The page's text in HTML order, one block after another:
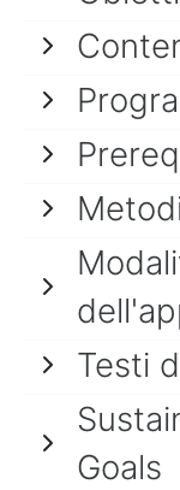
Testi
Goals